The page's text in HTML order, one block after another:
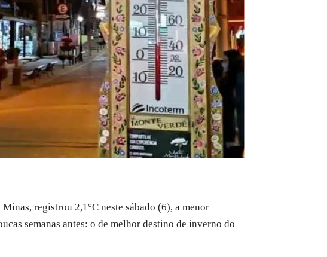
registrou 2,1°C neste sábado (6), a menor
semanas antes: o de melhor destino de inverno do